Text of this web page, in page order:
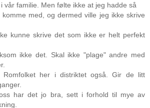
vår familie. Men følte ikke at jeg hadde så
komme med, og dermed ville jeg ikke skrive
kunne skrive det som ikke er helt perfekt
ikke det. Skal ikke "plage" andre med
Romfolket her i distriktet også. Gir de litt
har det jo bra, sett i forhold til mye av